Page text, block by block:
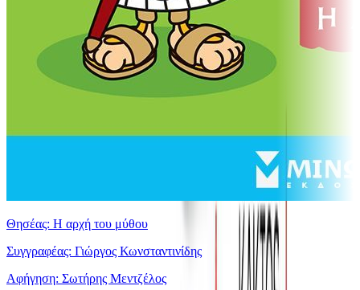
Θησέας: Η αρχή του μύθου
Συγγραφέας: Γιώργος Κωνσταντινίδης
Αφήγηση: Σωτήρης Μεντζέλος